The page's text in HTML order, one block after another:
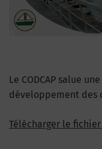
Le CODCAP salue
développement des
Télécharger le